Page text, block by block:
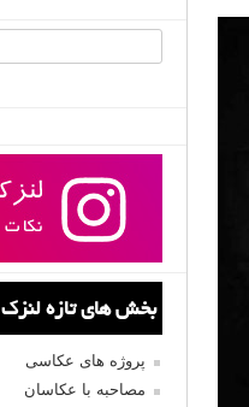
بخش های تازه لنزک
پروژه های عکاسی
مصاحبه با عکاسان